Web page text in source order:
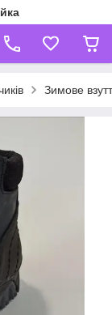
Зимове